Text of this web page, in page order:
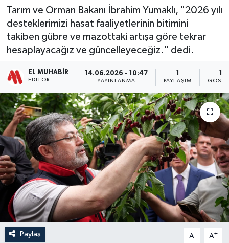
Tarım ve Orman Bakanı İbrahim Yumaklı, "2026 yılı
desteklerimizi hasat faaliyetlerinin bitimini
takiben gübre ve mazottaki artışa göre tekrar
hesaplayacağız ve güncelleyeceğiz." dedi.
EL MUHABIR
EDITÖR
14.06.2026 - 10:47
YAYINLANMA PAYLAŞIM
Paylaş A- A+
Son Dakika Haberleri
Haber Arşivi